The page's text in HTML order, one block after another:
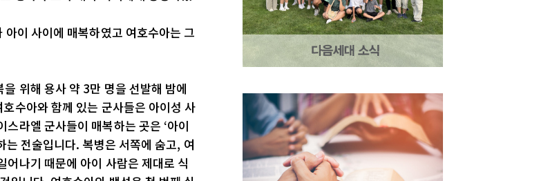
이 사이에 매복하였고 여호수아는 그
위해 용사 약 3만 명을 선발해 밤에
수아와 함께 있는 군사들은 아이성 사
라엘 군사들이 매복하는 곳은 ‘아이
전술입니다. 복병은 서쪽에 숨고, 여
나기 때문에 아이 사람은 제대로 식